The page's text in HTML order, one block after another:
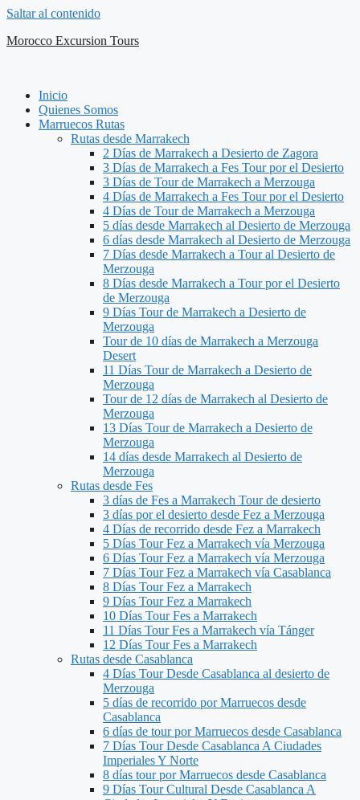
Saltar al contenido
Morocco Excursion Tours
Inicio
Quienes Somos
Marruecos Rutas
Rutas desde Marrakech
2 Días de Marrakech a Desierto de Zagora
3 Días de Marrakech a Fes Tour por el Desierto
3 Días de Tour de Marrakech a Merzouga
4 Días de Marrakech a Fes Tour por el Desierto
4 Días de Tour de Marrakech a Merzouga
5 días desde Marrakech al Desierto de Merzouga
6 días desde Marrakech al Desierto de Merzouga
7 Días desde Marrakech a Tour al Desierto de
Merzouga
8 Días desde Marrakech a Tour por el Desierto
de Merzouga
9 Días Tour de Marrakech a Desierto de
Merzouga
Tour de 10 días de Marrakech a Merzouga
Desert
11 Días Tour de Marrakech a Desierto de
Merzouga
Tour de 12 días de Marrakech al Desierto de
Merzouga
13 Días Tour de Marrakech a Desierto de
Merzouga
14 días desde Marrakech al Desierto de
Merzouga
Rutas desde Fes
3 días de Fes a Marrakech Tour de desierto
3 días por el desierto desde Fez a Merzouga
4 Días de recorrido desde Fez a Marrakech
5 Días Tour Fez a Marrakech vía Merzouga
6 Días Tour Fez a Marrakech vía Merzouga
7 Días Tour Fez a Marrakech vía Casablanca
8 Días Tour Fez a Marrakech
9 Días Tour Fez a Marrakech
10 Días Tour Fes a Marrakech
11 Días Tour Fes a Marrakech vía Tánger
12 Días Tour Fes a Marrakech
Rutas desde Casablanca
4 Días Tour Desde Casablanca al desierto de
Merzouga
5 días de recorrido por Marruecos desde
Casablanca
6 días de tour por Marruecos desde Casablanca
7 Días Tour Desde Casablanca A Ciudades
Imperiales Y Norte
8 días tour por Marruecos desde Casablanca
9 Días Tour Cultural Desde Casablanca A